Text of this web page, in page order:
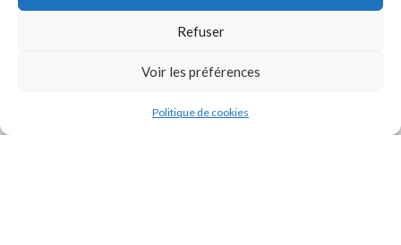
Refuser
Voir les préférences
Politique de cookies
Politique de confidentialité